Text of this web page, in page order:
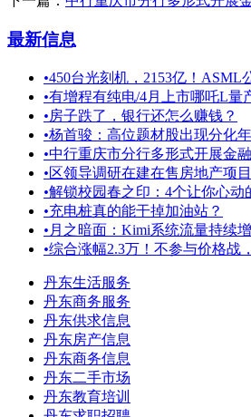
最新信息
•450台光刻机，2153亿！ASML
•有增程有纯电/4月上市哪吒L量
•房子跌了，银行还怎么赚钱？
•杨首骏：高位题材股出现分化
•中行重庆市分行多形式开展金
•区领导调研在建在售房地产项目
•解锁校园春之印：4个让你心动
•充电桩真的能干掉加油站？
• 月之暗面：Kimi系统流量持续
•综合涨幅2.3万！不参与价格战
丹东生活服务
丹东商务服务
丹东供求信息
丹东房产信息
丹东商务信息
丹东二手市场
丹东教育培训